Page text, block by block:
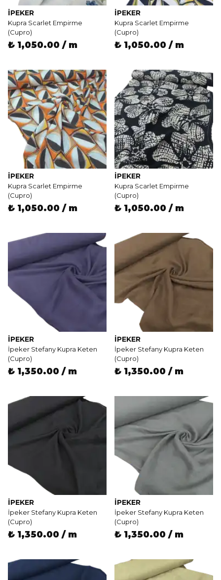
İPEKER
Kupra Scarlet Empirme
(Cupro)
₺ 1,050.00 / m
İPEKER
Kupra Scarlet Empirme
(Cupro)
₺ 1,050.00 / m
İPEKER
Kupra Scarlet Empirme
(Cupro)
₺ 1,050.00 / m
İPEKER
Kupra Scarlet Empirme
(Cupro)
₺ 1,050.00 / m
İPEKER
İpeker Stefany Kupra Keten
(Cupro)
₺ 1,350.00 / m
İPEKER
İpeker Stefany Kupra Keten
(Cupro)
₺ 1,350.00 / m
İPEKER
İpeker Stefany Kupra Keten
(Cupro)
₺ 1,350.00 / m
İPEKER
İpeker Stefany Kupra Keten
(Cupro)
₺ 1,350.00 / m